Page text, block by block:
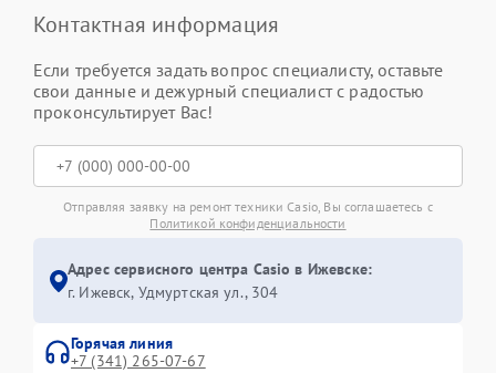
Контактная информация
Если требуется задать вопрос специалисту, оставьте
свои данные и дежурный специалист с радостью
проконсультирует Вас!
Отправляя заявку на ремонт техники Casio, Вы соглашаетесь с
Политикой конфиденциальности
Адрес сервисного центра Casio в Ижевске:
г. Ижевск, Удмуртская ул., 304
Горячая линия
+7 (341) 265-07-67